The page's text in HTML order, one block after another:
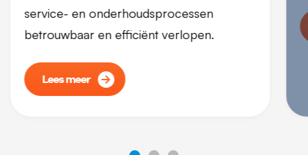
service- en onderhoudsprocessen
betrouwbaar en efficiënt verlopen.
Lees meer